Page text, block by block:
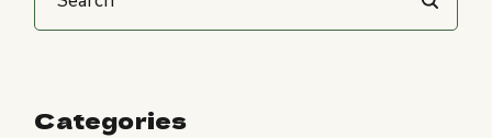
Categories